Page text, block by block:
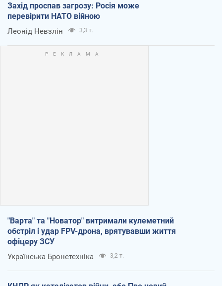
Захід проспав загрозу: Росія може
перевірити НАТО війною
Леонід Невзлін 3,3 т.
"Варта" та "Новатор" витримали кулеметний
обстріл і удар FPV-дрона, врятувавши життя
офіцеру ЗСУ
Українська Бронетехніка 3,2 т.